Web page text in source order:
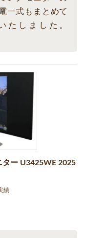
一式もまとめて
たしました。
ター U3425WE 2025
績